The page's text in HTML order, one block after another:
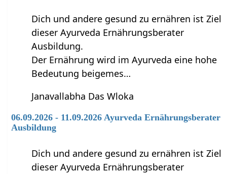
Dich und andere gesund zu ernähren ist Ziel
dieser Ayurveda Ernährungsberater
Ausbildung.
Der Ernährung wird im Ayurveda eine hohe
Bedeutung beigemes…
Janavallabha Das Wloka
06.09.2026 - 11.09.2026 Ayurveda Ernährungsberater
Ausbildung
Dich und andere gesund zu ernähren ist Ziel
dieser Ayurveda Ernährungsberater